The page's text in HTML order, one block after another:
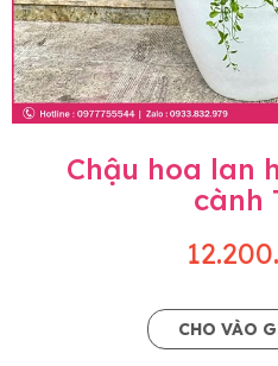
Chậu hoa lan
cành
CHO VÀO